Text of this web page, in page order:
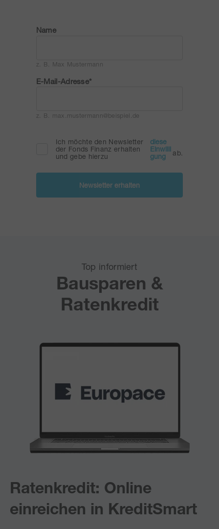
Name
z. B. Max Mustermann
E-Mail-Adresse
z. B. max.mustermann@beispiel.de
Ich möchte den Newsletter
der Fonds Finanz erhalten
und gebe hierzu
diese
Einwilli
gung
ab.
Newsletter erhalten
Top informiert
Bausparen &
Ratenkredit
Ratenkredit: Online
einreichen in KreditSmart